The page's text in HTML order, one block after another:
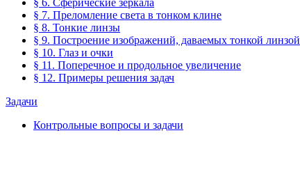
§ 6. Сферические зеркала
§ 7. Преломление света в тонком клине
§ 8. Тонкие линзы
§ 9. Построение изображений, даваемых тонкой линзой
§ 10. Глаз и очки
§ 11. Поперечное и продольное увеличение
§ 12. Примеры решения задач
Задачи
Контрольные вопросы и задачи